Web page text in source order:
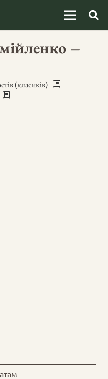
–
(класиків)